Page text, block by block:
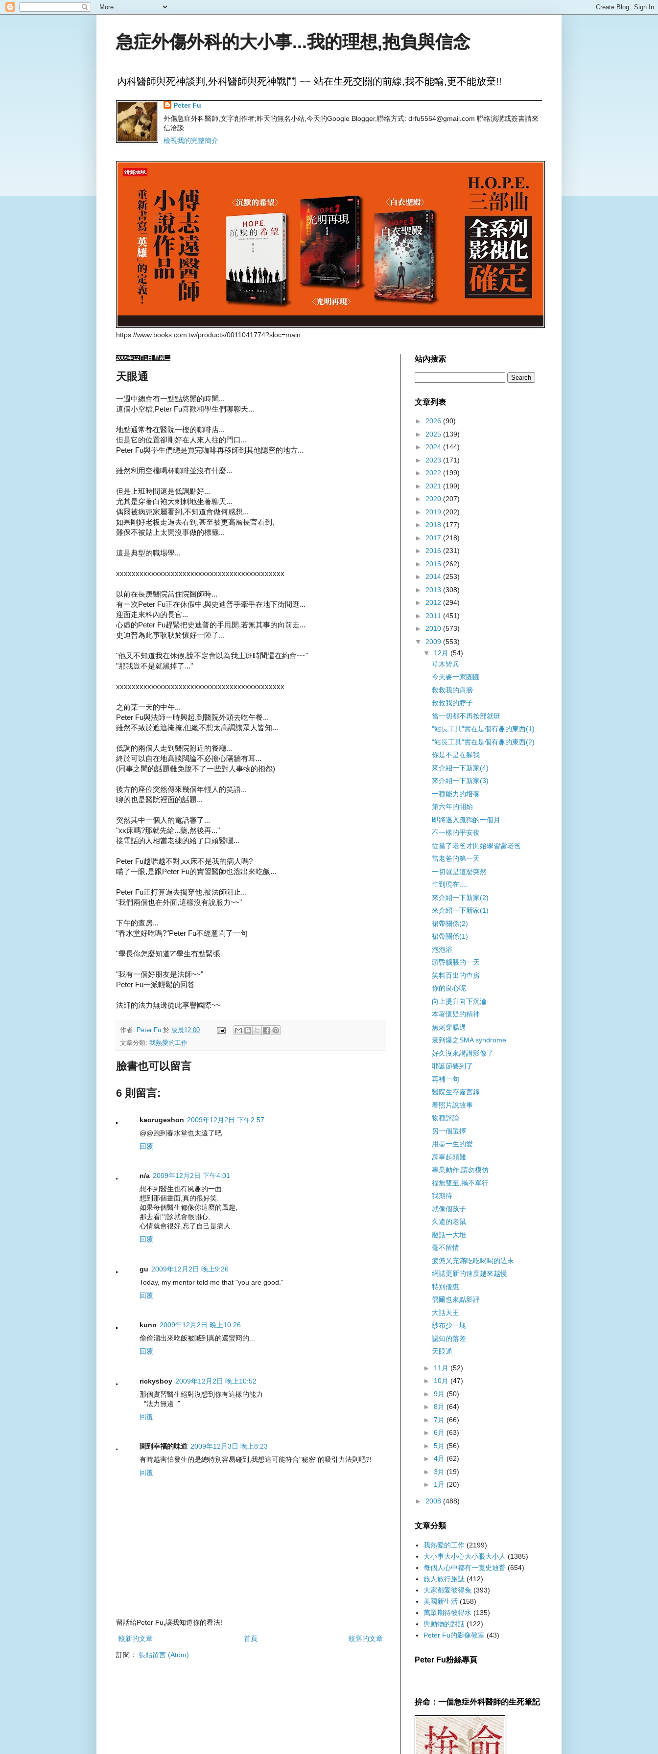
急症外傷外科的大小事...我的理想,抱負與信念
內科醫師與死神談判,外科醫師與死神戰鬥 ~~ 站在生死交關的前線,我不能輸,更不能放棄!!
Peter Fu
外傷急症外科醫師,文字創作者;昨天的無名小站,今天的Google Blogger,聯絡方式: drfu5564@gmail.com 聯絡演講或簽書請來
信洽談
檢視我的完整簡介
https://www.books.com.tw/products/0011041774?sloc=main
2009年12月1日 星期二
天眼通
一週中總會有一點點悠閒的時間...
這個小空檔,Peter Fu喜歡和學生們聊聊天...
地點通常都在醫院一樓的咖啡店...
但是它的位置卻剛好在人來人往的門口...
Peter Fu與學生們總是買完咖啡再移師到其他隱密的地方...
雖然利用空檔喝杯咖啡並沒有什麼...
但是上班時間還是低調點好...
尤其是穿著白袍大剌剌地坐著聊天...
偶爾被病患家屬看到,不知道會做何感想...
如果剛好老板走過去看到,甚至被更高層長官看到,
難保不被貼上太閒沒事做的標籤...
這是典型的職場學...
xxxxxxxxxxxxxxxxxxxxxxxxxxxxxxxxxxxxxxxxxxx
以前在長庚醫院當住院醫師時...
有一次Peter Fu正在休假中,與史迪普手牽手在地下街閒逛...
迎面走來科內的長官...
心虛的Peter Fu趕緊把史迪普的手甩開,若無其事的向前走...
史迪普為此事耿耿於懷好一陣子...
"他又不知道我在休假,說不定會以為我上班時間還在約會~~"
"那我豈不是就黑掉了..."
xxxxxxxxxxxxxxxxxxxxxxxxxxxxxxxxxxxxxxxxxxx
之前某一天的中午...
Peter Fu與法師一時興起,到醫院外頭去吃午餐...
雖然不致於遮遮掩掩,但總不想太高調讓眾人皆知...
低調的兩個人走到醫院附近的餐廳...
終於可以自在地高談闊論不必擔心隔牆有耳...
(同事之間的話題難免脫不了一些對人事物的抱怨)
後方的座位突然傳來幾個年輕人的笑語...
聊的也是醫院裡面的話題...
突然其中一個人的電話響了...
"xx床嗎?那就先給...藥,然後再..."
接電話的人相當老練的給了口頭醫囑...
Peter Fu越聽越不對,xx床不是我的病人嗎?
瞄了一眼,是跟Peter Fu的實習醫師也溜出來吃飯...
Peter Fu正打算過去揭穿他,被法師阻止...
"我們兩個也在外面,這樣沒有說服力~~"
下午的查房...
"春水堂好吃嗎?"Peter Fu不經意問了一句
"學長你怎麼知道?"學生有點緊張
"我有一個好朋友是法師~~"
Peter Fu一派輕鬆的回答
法師的法力無邊從此享譽國際~~
作者: Peter Fu 於 凌晨12:00
文章分類: 我熱愛的工作
臉書也可以留言
6 則留言:
kaorugeshon 2009年12月2日 下午2:57
@@跑到春水堂也太遠了吧
回覆
n/a 2009年12月2日 下午4:01
想不到醫生也有風趣的一面,
想到那個畫面,真的很好笑.
如果每個醫生都像你這麼的風趣,
那去看門診就會很開心,
心情就會很好,忘了自己是病人.
回覆
gu 2009年12月2日 晚上9:26
Today, my mentor told me that "you are good."
回覆
kunn 2009年12月2日 晚上10:26
偷偷溜出來吃飯被贓到真的還蠻冏的...
回覆
rickysboy 2009年12月2日 晚上10:52
那個實習醫生絕對沒想到你有這樣的能力
〝法力無邊〞
回覆
聞到幸福的味道 2009年12月3日 晚上8:23
有時越害怕發生的是總特別容易碰到,我想這可能符合"秘密"的吸引力法則吧?!
回覆
留話給Peter Fu,讓我知道你的看法!
較新的文章 較舊的文章
首頁
訂閱： 張貼留言 (Atom)
站內搜索
文章列表
► 2026 (90)
► 2025 (139)
► 2024 (144)
► 2023 (171)
► 2022 (199)
► 2021 (199)
► 2020 (207)
► 2019 (202)
► 2018 (177)
► 2017 (218)
► 2016 (231)
► 2015 (262)
► 2014 (253)
► 2013 (308)
► 2012 (294)
► 2011 (451)
► 2010 (573)
▼ 2009 (553)
▼ 12月 (54)
草木皆兵
今天要一家團圓
救救我的肩膀
救救我的脖子
當一切都不再按部就班
"站長工具"實在是個有趣的東西(1)
"站長工具"實在是個有趣的東西(2)
你是不是在躲我
來介紹一下新家(4)
來介紹一下新家(3)
一種能力的培養
第六年的開始
即將邁入孤獨的一個月
不一樣的平安夜
從當了老爸才開始學習當老爸
當老爸的第一天
一切就是這麼突然
忙到現在....
來介紹一下新家(2)
來介紹一下新家(1)
裙帶關係(2)
裙帶關係(1)
泡泡浴
頭昏腦脹的一天
笑料百出的查房
你的良心呢
向上提升向下沉淪
本著懷疑的精神
魚刺穿腸過
衰到爆之SMA syndrome
好久沒來講講影像了
耶誕節要到了
再補一句
醫院生存嘉言錄
看照片說故事
物種評論
另一個選擇
用盡一生的愛
萬事起頭難
專業動作,請勿模仿
福無雙至,禍不單行
我期待
就像個孩子
久違的老鼠
廢話一大堆
毫不留情
疲憊又充滿吃吃喝喝的週末
網誌更新的速度越來越慢
特別優惠
偶爾也來點影評
大話天王
紗布少一塊
認知的落差
天眼通
► 11月 (52)
► 10月 (47)
► 9月 (50)
► 8月 (64)
► 7月 (66)
► 6月 (63)
► 5月 (56)
► 4月 (62)
► 3月 (19)
► 1月 (20)
► 2008 (488)
文章分類
我熱愛的工作 (2199)
大小事大小心大小眼大小人 (1385)
每個人心中都有一隻史迪普 (654)
旅人旅行旅誌 (412)
大家都愛彼得兔 (393)
美國新生活 (158)
萬眾期待彼得水 (135)
與動物的對話 (122)
Peter Fu的影像教室 (43)
Peter Fu粉絲專頁
拚命：一個急症外科醫師的生死筆記